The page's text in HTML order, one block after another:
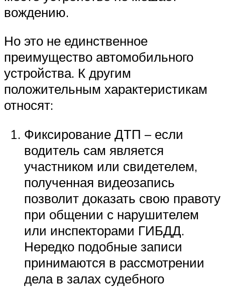
вождению.
Но это не единственное
преимущество автомобильного
устройства. К другим
положительным характеристикам
относят:
Фиксирование ДТП – если
водитель сам является
участником или свидетелем,
полученная видеозапись
позволит доказать свою правоту
при общении с нарушителем
или инспекторами ГИБДД.
Нередко подобные записи
принимаются в рассмотрении
дела в залах судебного